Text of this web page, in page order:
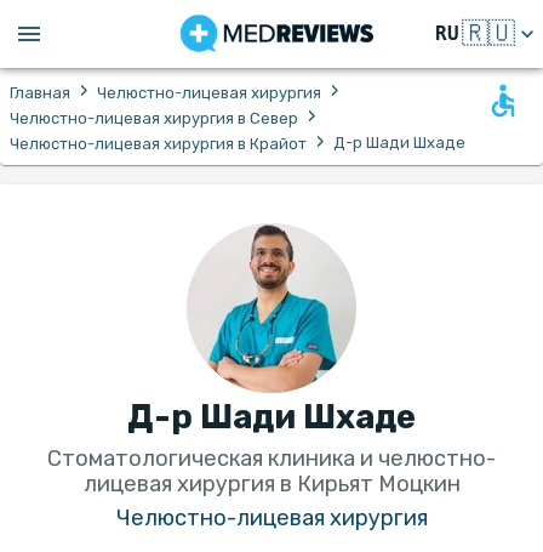
RU🇷🇺
Главная › Челюстно-лицевая хирургия ›
Челюстно-лицевая хирургия в Север ›
Челюстно-лицевая хирургия в Крайот › Д-р Шади Шхаде
Д-р Шади Шхаде
Стоматологическая клиника и челюстно-
лицевая хирургия в Кирьят Моцкин
Челюстно-лицевая хирургия